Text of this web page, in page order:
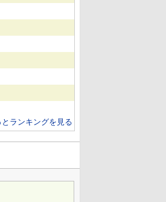
ランキングを見る